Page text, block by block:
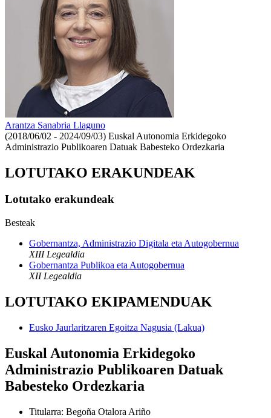
Arantza Sanabria Llaguno
(2018/06/02 - 2024/09/03) Euskal Autonomia Erkidegoko
Administrazio Publikoaren Datuak Babesteko Ordezkaria
LOTUTAKO ERAKUNDEAK
Lotutako erakundeak
Besteak
Gobernantza, Administrazio Digitala eta Autogobernua
XIII Legealdia
Gobernantza Publikoa eta Autogobernua
XII Legealdia
LOTUTAKO EKIPAMENDUAK
Eusko Jaurlaritzaren Egoitza Nagusia (Lakua)
Euskal Autonomia Erkidegoko
Administrazio Publikoaren Datuak
Babesteko Ordezkaria
Titularra: Begoña Otalora Ariño